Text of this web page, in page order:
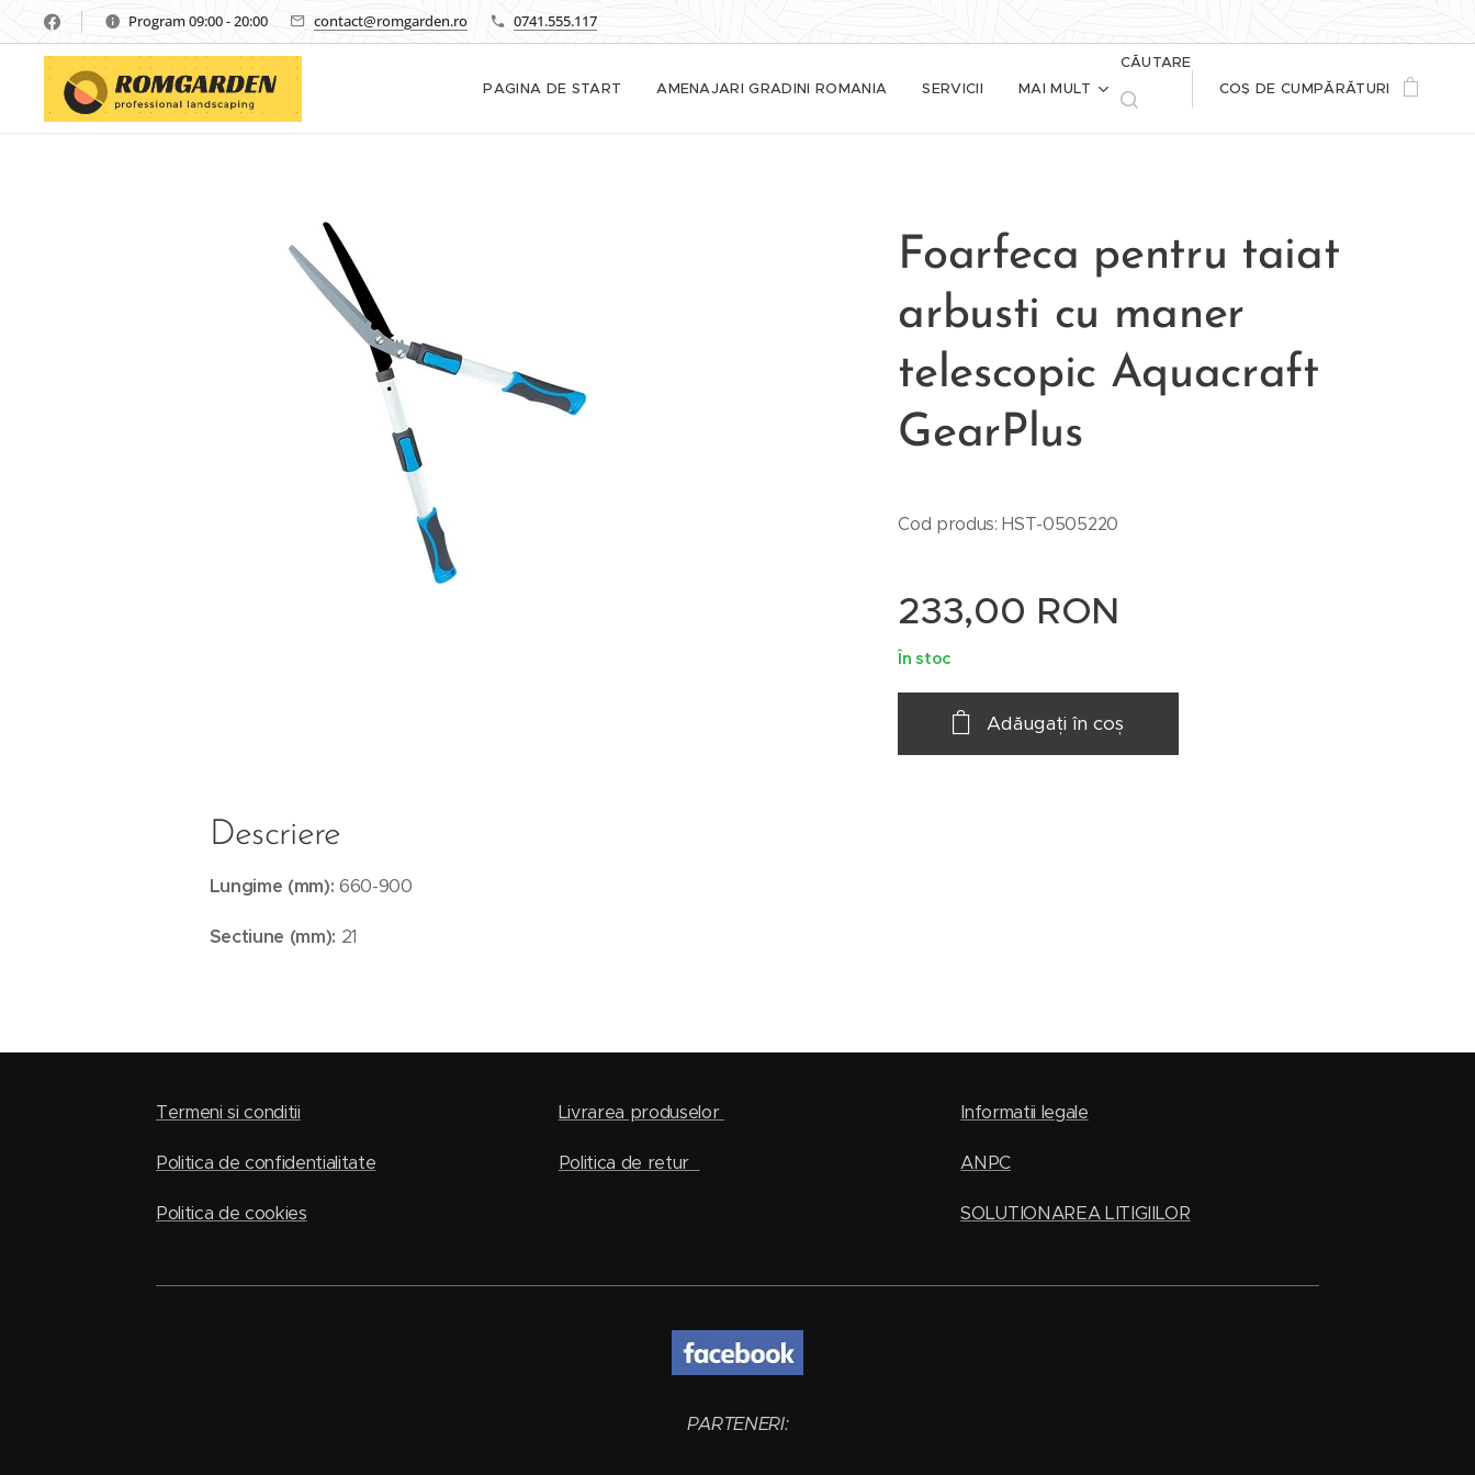
Program 09:00 - 20:00 contact@romgarden.ro 0741.555.117
PAGINA DE START AMENAJARI GRADINI ROMANIA SERVICII MAI MULT
CĂUTARE
COȘ DE CUMPĂRĂTURI
Foarfeca pentru taiat
arbusti cu maner
telescopic Aquacraft
GearPlus
Cod produs: HST-0505220
233,00 RON
În stoc
Adăugați în coș
Descriere
Lungime (mm): 660-900
Sectiune (mm): 21
Termeni si conditii
Politica de confidentialitate
Politica de cookies
Livrarea produselor
Politica de retur
Informatii legale
ANPC
SOLUTIONAREA LITIGIILOR
PARTENERI: